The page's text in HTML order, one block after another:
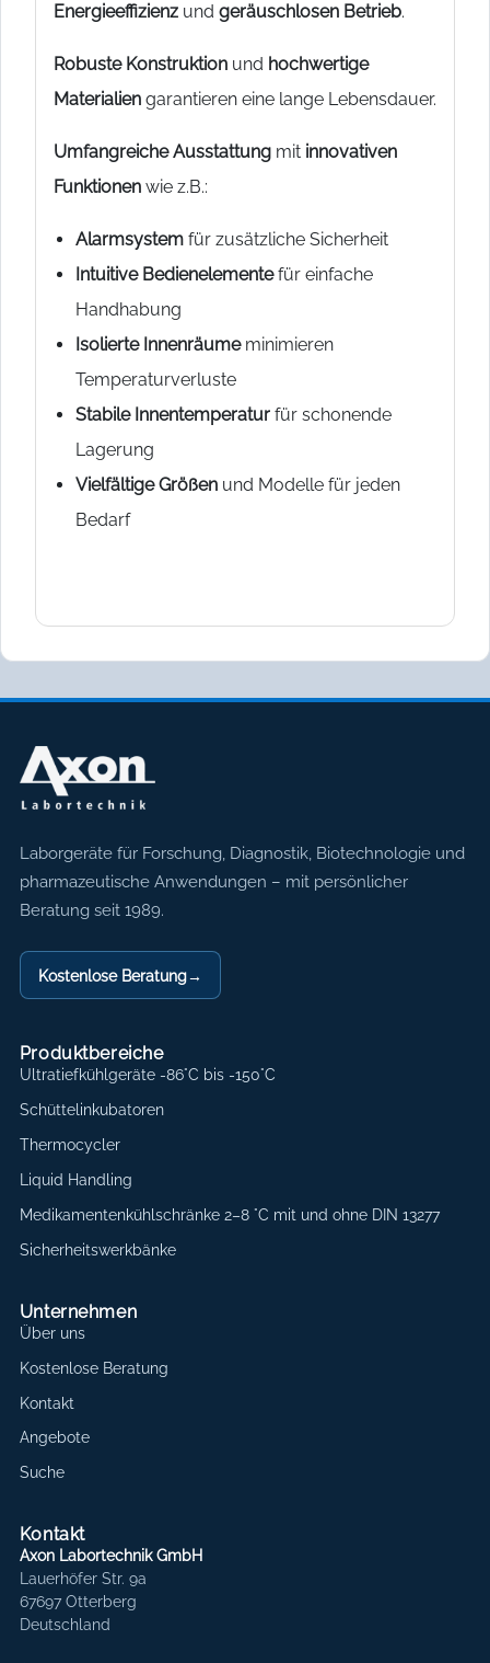
Energieeffizienz und geräuschlosen Betrieb.
Robuste Konstruktion und hochwertige
Materialien garantieren eine lange Lebensdauer.
Umfangreiche Ausstattung mit innovativen
Funktionen wie z.B.:
Alarmsystem für zusätzliche Sicherheit
Intuitive Bedienelementefür einfache
Handhabung
Isolierte Innenräumeminimieren
Temperaturverluste
Stabile Innentemperatur für schonende
Lagerung
Vielfältige Größen und Modelle für jeden
Bedarf
Axon Labortechnik
Laborgeräte für Forschung, Diagnostik, Biotechnologie und
pharmazeutische Anwendungen – mit persönlicher
Beratung seit 1989.
Kostenlose Beratung→
Produktbereiche
Ultratiefkühlgeräte -86°C bis -150°C
Schüttelinkubatoren
Thermocycler
Liquid Handling
Medikamentenkühlschränke 2–8 °C mit und ohne DIN 13277
Sicherheitswerkbänke
Unternehmen
Über uns
Kostenlose Beratung
Kontakt
Angebote
Suche
Kontakt
Axon Labortechnik GmbH
Lauerhöfer Str. 9a
67697 Otterberg
Deutschland